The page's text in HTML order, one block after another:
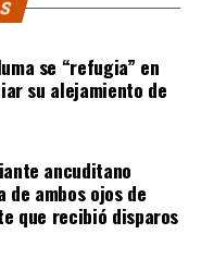
que cumplía
administrativos y
en el Conservador
fue rechazada.
que el nuevo
noticia para
tiempo venían
sitios, aunque ahora
algunos requisitos
se “refugia” en
su alejamiento de
ancuditano
ambos ojos de
que recibió disparos